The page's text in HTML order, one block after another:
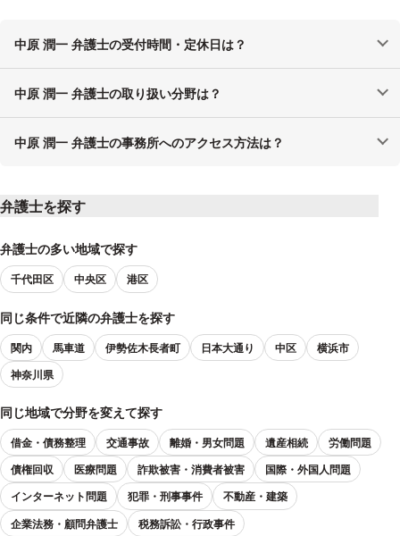
中原 潤一 弁護士の受付時間・定休日は？
中原 潤一 弁護士の取り扱い分野は？
中原 潤一 弁護士の事務所へのアクセス方法は？
弁護士を探す
弁護士の多い地域で探す
千代田区 中央区 港区
同じ条件で近隣の弁護士を探す
関内 馬車道 伊勢佐木長者町 日本大通り 中区
横浜市
神奈川県
同じ地域で分野を変えて探す
借金・債務整理 交通事故 離婚・男女問題 遺産相続
労働問題
債権回収
医療問題 詐欺被害・消費者被害
国際・外国人問題
インターネット問題
犯罪・刑事事件
不動産・建築
企業法務・顧問弁護士
税務訴訟・行政事件